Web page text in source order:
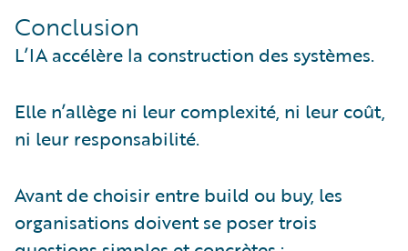
Conclusion
L’IA accélère la construction des systèmes.
Elle n’allège ni leur complexité, ni leur coût,
ni leur responsabilité.
Avant de choisir entre build ou buy, les
organisations doivent se poser trois